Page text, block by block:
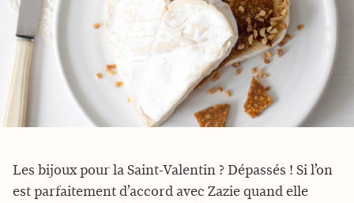
Les bijoux pour la Saint-Valentin ? Dépassés ! Si l’on
est parfaitement d’accord avec Zazie quand elle